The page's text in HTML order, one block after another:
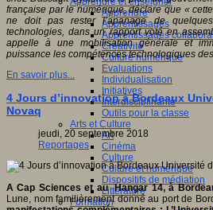
Apprendre
Apprentissages
Apprentissages
Créativité
Culture numérique
Evaluations
Individualisation
Initiatives
Interdisciplinarité
Outils pour la classe
Arts et Culture
Art
Cinéma
Culture
Culture et numérique
Dispositifs de médiation
Littérature
Formation
française par le numérique, déclare que «
ne doit pas rester l’apanage de
technologies, dans un rapport voté en
appelle à une mobilisation générale et
puissance les compétences technologiques
En savoir plus...
4 Jours d’innovation à Bordeaux
Novaq
jeudi, 20 septembre 2018
Reportages
A Cap Sciences et au Hangar 14, à
Lune, nom familièrement donné au port de